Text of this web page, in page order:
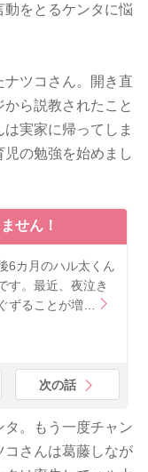
をとるケンタに悩
ツコさん。開き直
ら説教されたこと
実家に帰ってしま
の勉強を始めまし
せん！
6カ月のハル太くん
す。最近、夜泣き
ずることが増…
次の話
。もう一度チャン
コさんは葛藤しなが